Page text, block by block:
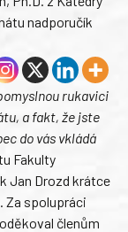
nadporučík
rukavici
a fakt, že jste
do vás vkládá
Fakulty
Jan Drozd krátce
Za spolupráci
členům